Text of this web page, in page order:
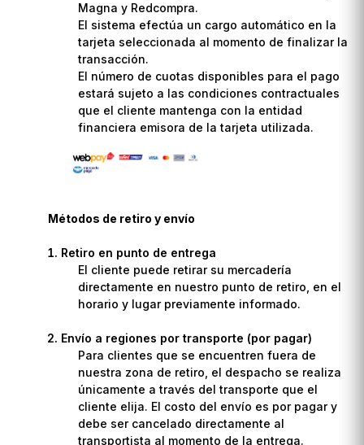
Magna y Redcompra.
El sistema efectúa un cargo automático en la
tarjeta seleccionada al momento de finalizar la
transacción.
El número de cuotas disponibles para el pago
estará sujeto a las condiciones contractuales
que el cliente mantenga con la entidad
financiera emisora de la tarjeta utilizada.
Métodos de retiro y envío
Retiro en punto de entrega
El cliente puede retirar su mercadería
directamente en nuestro punto de retiro, en el
horario y lugar previamente informado.
Envío a regiones por transporte (por pagar)
Para clientes que se encuentren fuera de
nuestra zona de retiro, el despacho se realiza
únicamente a través del transporte que el
cliente elija. El costo del envío es por pagar y
debe ser cancelado directamente al
transportista al momento de la entrega.